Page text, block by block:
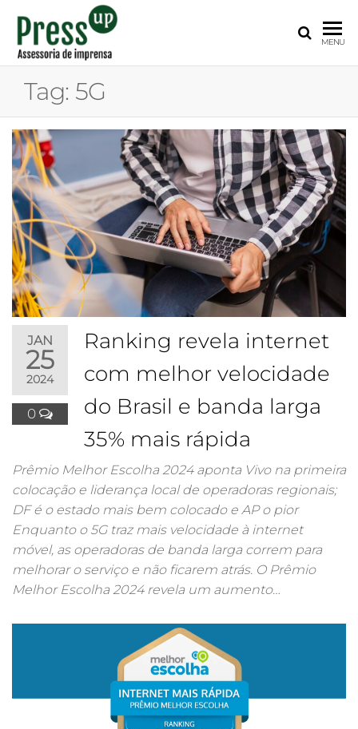
UP
Pequenas
Empresas
MENU
Tag: 5G
JAN
25
2024
0
Ranking revela internet
com melhor velocidade
do Brasil e banda larga
35% mais rápida
Prêmio Melhor Escolha 2024 aponta Vivo na primeira
colocação e liderança local de operadoras regionais;
DF é o estado mais bem colocado e AP o pior
Enquanto o 5G traz mais velocidade à internet
móvel, as operadoras de banda larga correm para
melhorar o serviço e não ficarem atrás. O Prêmio
Melhor Escolha 2024 revela um aumento…